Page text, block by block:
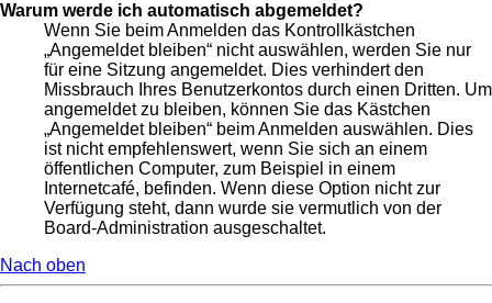
Warum werde ich automatisch abgemeldet?
Wenn Sie beim Anmelden das Kontrollkästchen
„Angemeldet bleiben“ nicht auswählen, werden Sie nur
für eine Sitzung angemeldet. Dies verhindert den
Missbrauch Ihres Benutzerkontos durch einen Dritten. Um
angemeldet zu bleiben, können Sie das Kästchen
„Angemeldet bleiben“ beim Anmelden auswählen. Dies
ist nicht empfehlenswert, wenn Sie sich an einem
öffentlichen Computer, zum Beispiel in einem
Internetcafé, befinden. Wenn diese Option nicht zur
Verfügung steht, dann wurde sie vermutlich von der
Board-Administration ausgeschaltet.
Nach oben